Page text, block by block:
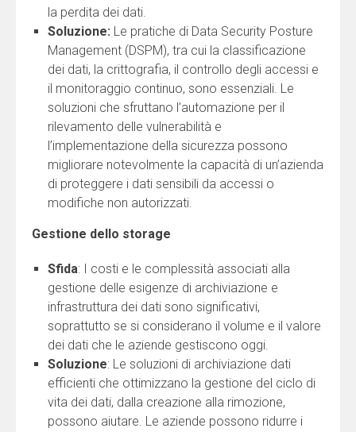
la perdita dei dati.
Soluzione: Le pratiche di Data Security Posture
Management (DSPM), tra cui la classificazione
dei dati, la crittografia, il controllo degli accessi e
il monitoraggio continuo, sono essenziali. Le
soluzioni che sfruttano l’automazione per il
rilevamento delle vulnerabilità e
l’implementazione della sicurezza possono
migliorare notevolmente la capacità di un’azienda
di proteggere i dati sensibili da accessi o
modifiche non autorizzati.
Gestione dello storage
Sfida: I costi e le complessità associati alla
gestione delle esigenze di archiviazione e
infrastruttura dei dati sono significativi,
soprattutto se si considerano il volume e il valore
dei dati che le aziende gestiscono oggi.
Soluzione: Le soluzioni di archiviazione dati
efficienti che ottimizzano la gestione del ciclo di
vita dei dati, dalla creazione alla rimozione,
possono aiutare. Le aziende possono ridurre i